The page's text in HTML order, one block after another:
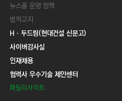
뉴스룸 운영 정책
법적고지
Hㆍ두드림(현대건설 신문고)
사이버감사실
인재채용
협력사 우수기술 제안센터
패밀리사이트